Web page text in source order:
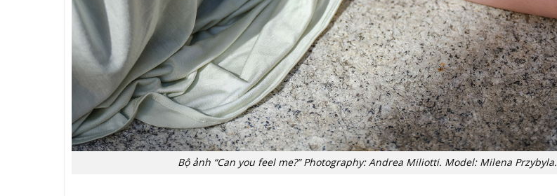
Bộ ảnh “Can you feel me?” Photography: Andrea Miliotti. Model: Milena Przybyla.